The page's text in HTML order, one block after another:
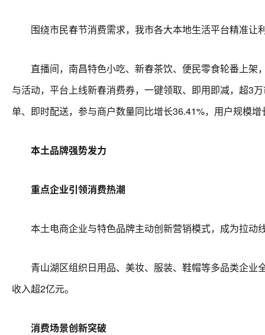
围绕市民春节消费需求，我市各大本地生活平台精准让
直播间，南昌特色小吃、新春茶饮、便民零食轮番上架
与活动，平台上线新春消费券，一键领取、即用即减，超3
单、即时配送，参与商户数量同比增长36.41%，用户规模
本土品牌强势发力
重点企业引领消费热潮
本土电商企业与特色品牌主动创新营销模式，成为拉动
青山湖区组织日用品、美妆、服装、鞋帽等多品类企业
收入超2亿元。
消费场景创新突破